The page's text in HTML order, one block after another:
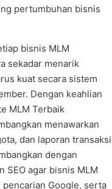
pertumbuhan bisnis
bisnis MLM
sekadar menarik
kuat secara sistem
Dengan keahlian
MLM Terbaik
menawarkan
dan laporan transaksi
dengan
SEO agar bisnis MLM
Google, serta